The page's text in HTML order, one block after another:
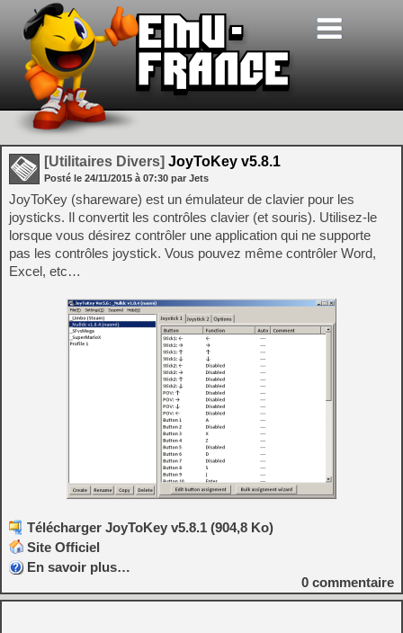
[Utilitaires Divers] JoyToKey v5.8.1
Posté le 24/11/2015 à 07:30 par Jets
JoyToKey (shareware) est un émulateur de clavier pour les
joysticks. Il convertit les contrôles clavier (et souris). Utilisez-le
lorsque vous désirez contrôler une application qui ne supporte
pas les contrôles joystick. Vous pouvez même contrôler Word,
Excel, etc…
Télécharger JoyToKey v5.8.1 (904,8 Ko)
Site Officiel
En savoir plus…
0 commentaire